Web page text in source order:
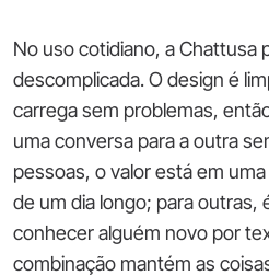
No uso cotidiano, a Chattusa
descomplicada. O design é
carrega sem problemas,
uma conversa para a outra
pessoas, o valor está em
de um dia longo; para outras,
conhecer alguém novo por
combinação mantém as